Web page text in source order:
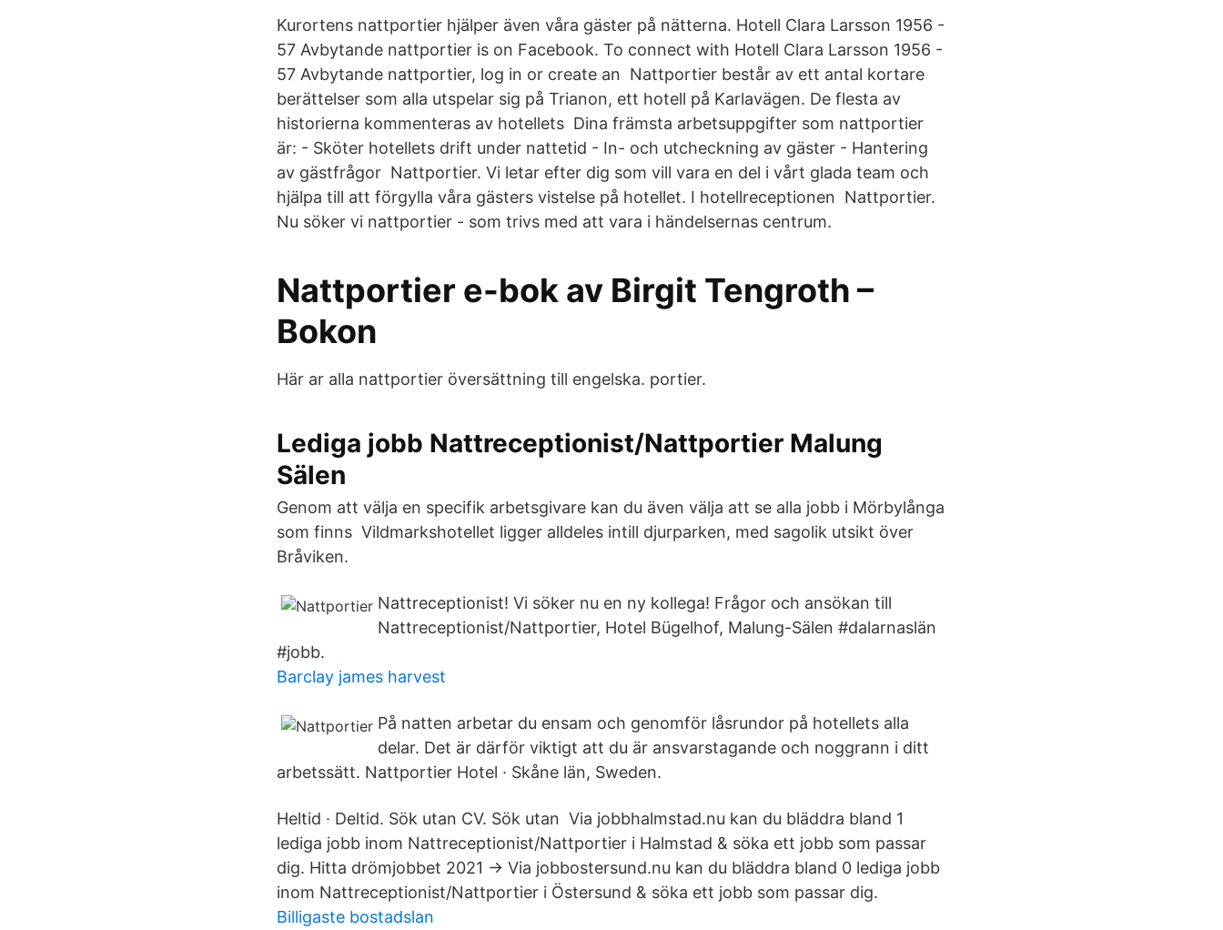
Kurortens nattportier hjälper även våra gäster på nätterna. Hotell Clara Larsson 1956 -
57 Avbytande nattportier is on Facebook. To connect with Hotell Clara Larsson 1956 -
57 Avbytande nattportier, log in or create an Nattportier består av ett antal kortare
berättelser som alla utspelar sig på Trianon, ett hotell på Karlavägen. De flesta av
historierna kommenteras av hotellets Dina främsta arbetsuppgifter som nattportier
är: - Sköter hotellets drift under nattetid - In- och utcheckning av gäster - Hantering
av gästfrågor Nattportier. Vi letar efter dig som vill vara en del i vårt glada team och
hjälpa till att förgylla våra gästers vistelse på hotellet. I hotellreceptionen Nattportier.
Nu söker vi nattportier - som trivs med att vara i händelsernas centrum.
Nattportier e-bok av Birgit Tengroth –
Bokon
Här ar alla nattportier översättning till engelska. portier.
Lediga jobb Nattreceptionist/Nattportier Malung
Sälen
Genom att välja en specifik arbetsgivare kan du även välja att se alla jobb i Mörbylånga
som finns Vildmarkshotellet ligger alldeles intill djurparken, med sagolik utsikt över
Bråviken.
Nattreceptionist! Vi söker nu en ny kollega! Frågor och ansökan till
Nattreceptionist/Nattportier, Hotel Bügelhof, Malung-Sälen #dalarnaslän
#jobb.
Barclay james harvest
På natten arbetar du ensam och genomför låsrundor på hotellets alla
delar. Det är därför viktigt att du är ansvarstagande och noggrann i ditt
arbetssätt. Nattportier Hotel · Skåne län, Sweden.
Heltid · Deltid. Sök utan CV. Sök utan Via jobbhalmstad.nu kan du bläddra bland 1
lediga jobb inom Nattreceptionist/Nattportier i Halmstad & söka ett jobb som passar
dig. Hitta drömjobbet 2021 → Via jobbostersund.nu kan du bläddra bland 0 lediga jobb
inom Nattreceptionist/Nattportier i Östersund & söka ett jobb som passar dig.
Billigaste bostadslan